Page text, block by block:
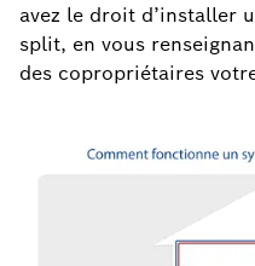
avez le droit d’installer
split, en vous
des copropriétaires